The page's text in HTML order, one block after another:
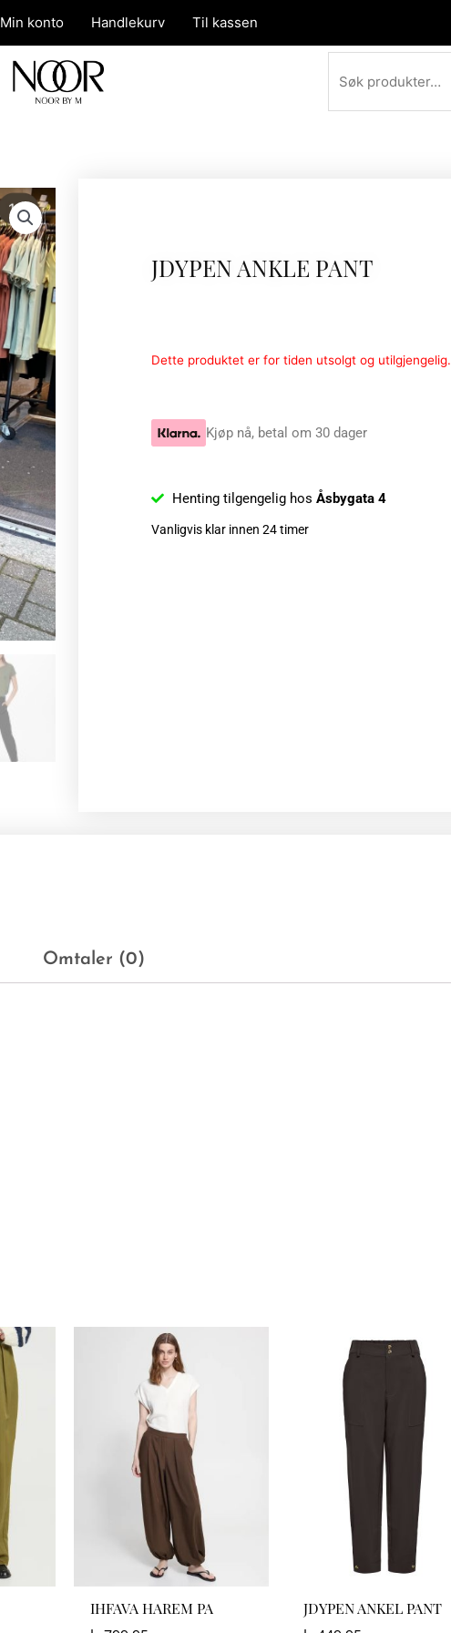
Min konto Handlekurv Til kassen
Søk
JDYPEN ANKLE PANT
Dette produktet er for tiden utsolgt og utilgjengelig.
Kjøp nå, betal om 30 dager
Henting tilgengelig hos Åsbygata 4
Vanligvis klar innen 24 timer
Omtaler (0)
IHFAVA HAREM PA JDYPEN ANKEL PANT